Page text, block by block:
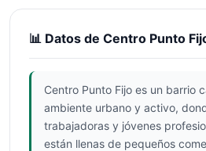
📊 Datos de Centro Punto
Centro Punto Fijo es un barrio
ambiente urbano y activo,
trabajadoras y jóvenes
están llenas de pequeños